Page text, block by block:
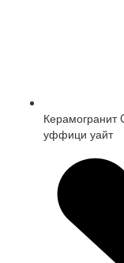
Керамогранит
уффици уайт